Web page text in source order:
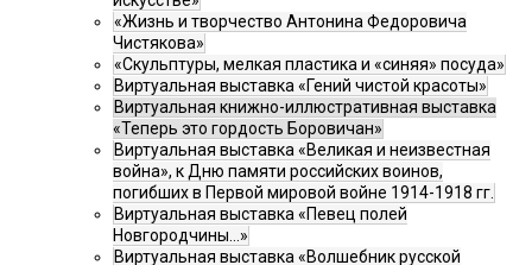
«Жизнь и творчество Антонина Федоровича
Чистякова»
«Скульптуры, мелкая пластика и «синяя» посуда»
Виртуальная выставка «Гений чистой красоты»
Виртуальная книжно-иллюстративная выставка
«Теперь это гордость Боровичан»
Виртуальная выставка «Великая и неизвестная
война», к Дню памяти российских воинов,
погибших в Первой мировой войне 1914-1918 гг.
Виртуальная выставка «Певец полей
Новгородчины…»
Виртуальная выставка «Волшебник русской